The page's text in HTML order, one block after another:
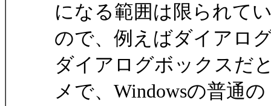
になる範囲は限られて
ので、例えばダイアロ
ダイアログボックスだ
メで、Windowsの普通